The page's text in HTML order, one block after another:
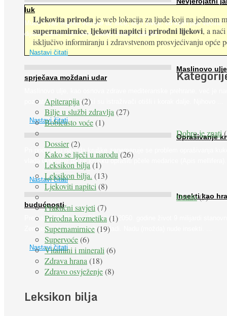
luk
Muče li vas tegobe vezane uz srce, oči i živce, od kojih pati većina
dijabetičara u kasnijem stadiju bolesti, jabuke ...
Nastavi čitati
Maslinovo ulje
sprječava moždani udar
poznato. Ipak, francuski su istraživači otišli i korak dalje. Njihovo ...
Nastavi čitati
Oprašivanje
Pri podizanju nasada kruške zanemaruje se problem oprašivanja
vlada uvjerenje da će krušku oprašiti pčele medarice (Apis mellifera).
Nastavi čitati
Insekti kao
budućnosti
Prema predviđanjima FAO-a do 2050. godine život 9 milijardi
Zemlje bit će ugrožen zbog gladi. Nadu (možda) nude insekti. ...
Nastavi čitati
Ljekovita prirodaje web lokacija za ljude koji na jednom
supernamirnice,ljekoviti napitciiprirodni lijekovi, a
isključivo informiranju i zdravstvenom prosvjećivanju opće
Apiterapija(2)
Bilje u službi zdravlja(27)
Bobičasto voće(1)
Dobro je znati
Dossier(2)
Kako se liječi u narodu(26)
Leksikon bilja(1)
Leksikon bilja. (13)
Ljekoviti napitci(8)
Ostalo(5)
Praktični savjeti(7)
Prirodna kozmetika(1)
Supernamirnice(19)
Supervoće(6)
Vitamini i minerali(6)
Zdrava hrana(18)
Zdravo osvježenje(8)
Leksikon bilja